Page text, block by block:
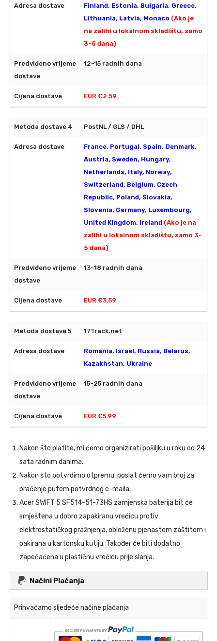
Finland, Estonia, Bulgaria, Greece,
Lithuania, Latvia, Monaco (Ako je
na zalihi u lokalnom skladištu, samo
3-5 dana)
12-15 radnih dana
EUR €2.59
PostNL / GLS / DHL
France, Portugal, Spain, Denmark,
Austria, Sweden, Hungary,
Netherlands, Italy, Norway,
Switzerland, Belgium, Czech
Republic, Poland, Slovakia,
Slovenia, Germany, Luxembourg,
United Kingdom, Ireland (Ako je na
zalihi u lokalnom skladištu, samo 3-
5 dana)
13-18 radnih dana
EUR €3.59
17Track.net
Romania, Israel, Russia, Belarus,
Kazakhstan, Ukraine
15-25 radnih dana
EUR €5.99
Nakon što platite, mi ćemo organizirati pošiljku u roku od 24
sata radnim danima.
Nakon što potvrdimo otpremu, poslat ćemo vam broj za
praćenje putem potvrdnog e-maila.
Acer SWIFT 5 SF514-51-73HS zamjenska baterija bit će
smještena u dobro zapakiranu vrećicu protiv
elektrostatičkog pražnjenja, obloženu pjenastom zaštitom i
pakirana u kartonsku kutiju. Također će biti dodatno
zapečaćena u plastičnu vrećicu prije slanja.
Načini Plaćanja
Prihvaćamo sljedeće načine plaćanja